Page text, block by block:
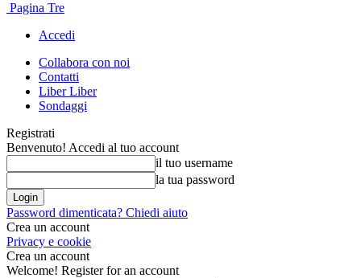
Pagina Tre
Accedi
Collabora con noi
Contatti
Liber Liber
Sondaggi
Registrati
Benvenuto! Accedi al tuo account
il tuo username
la tua password
Password dimenticata? Chiedi aiuto
Crea un account
Privacy e cookie
Crea un account
Welcome! Register for an account